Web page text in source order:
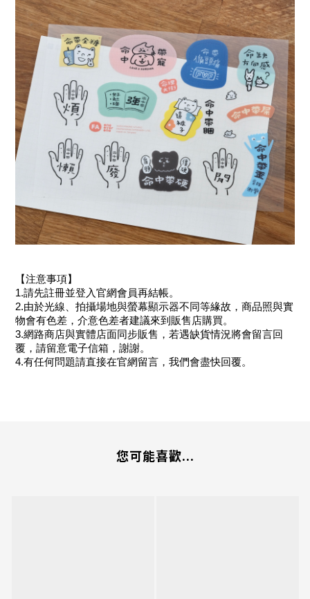
【注意事項】
1.請先註冊並登入官網會員再結帳。
2.由於光線、拍攝場地與螢幕顯示器不同等緣故，商品照與實
物會有色差，介意色差者建議來到販售店購買。
3.網路商店與實體店面同步販售，若遇缺貨情況將會留言回
覆，請留意電子信箱，謝謝。
4.有任何問題請直接在官網留言，我們會盡快回覆。
您可能喜歡...